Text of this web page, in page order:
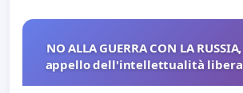
NO ALLA GUERRA CON LA RUSSIA,
appello dell'intellettualità libera